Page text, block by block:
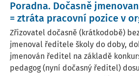
Poradna. Dočasně
= ztráta pracovní pozice v
Zřizovatel dočasně (krátkodobě)
jmenoval ředitele školy do doby,
jmenován ředitel na základě
pedagog (nyní dočasný ředitel)